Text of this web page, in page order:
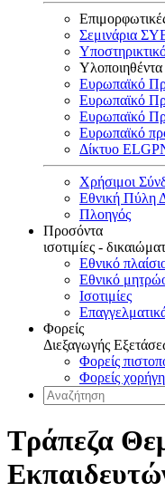
Σεμινάρια
Ευρωπαϊκό
Ευρωπαϊκό
Ευρωπαϊκό
Ευρωπαϊκό
Δίκτυο
Χρήσιμοι
Εθνική Πύλη
Πλοηγός
Προσόντα
ισοτιμίες -
Εθνικό
Εθνικό
Ισοτιμίες
Φορείς
Διεξαγωγής
Φορείς
Φορείς
Τράπεζα